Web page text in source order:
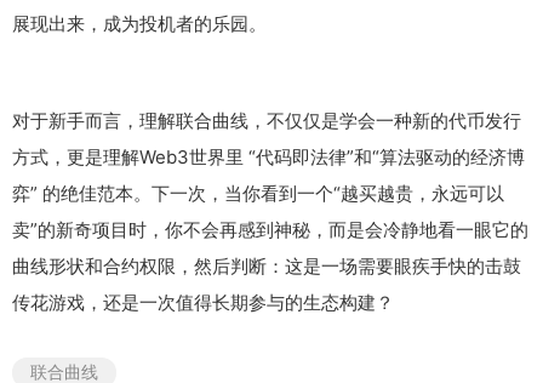
展现出来，成为投机者的乐园。
对于新手而言，理解联合曲线，不仅仅是学会一种新的代币发行
方式，更是理解Web3世界里 “代码即法律”和“算法驱动的经济博
弈” 的绝佳范本。下一次，当你看到一个“越买越贵，永远可以
卖”的新奇项目时，你不会再感到神秘，而是会冷静地看一眼它的
曲线形状和合约权限，然后判断：这是一场需要眼疾手快的击鼓
传花游戏，还是一次值得长期参与的生态构建？
联合曲线